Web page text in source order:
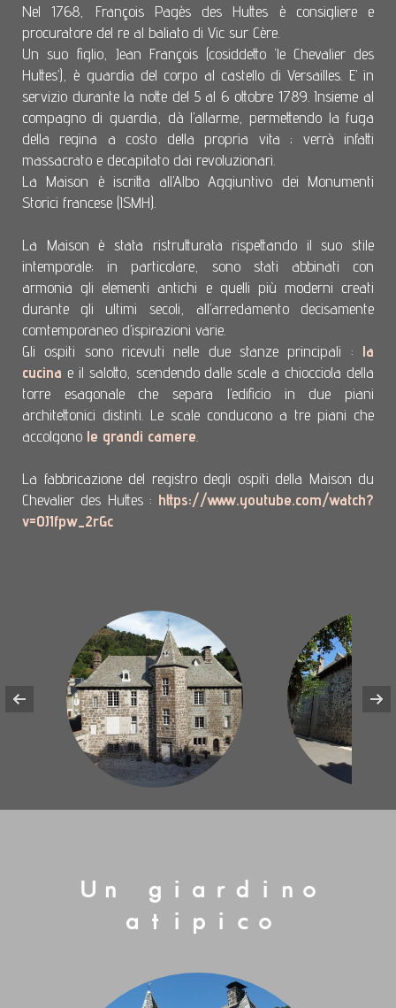
Nel 1768, François Pagès des Huttes è consigliere e
procuratore del re al baliato di Vic sur Cère.
Un suo figlio, Jean François (cosiddetto ‘le Chevalier des
Huttes’), è guardia del corpo al castello di Versailles. E’ in
servizio durante la notte del 5 al 6 ottobre 1789. Insieme al
compagno di guardia, dà l’allarme, permettendo la fuga
della regina a costo della propria vita ; verrà infatti
massacrato e decapitato dai revoluzionari.
La Maison è iscritta all’Albo Aggiuntivo dei Monumenti
Storici francese (ISMH).
La Maison è stata ristrutturata rispettando il suo stile
intemporale; in particolare, sono stati abbinati con
armonia gli elementi antichi e quelli più moderni creati
durante gli ultimi secoli, all’arredamento decisamente
comtemporaneo d’ispirazioni varie.
Gli ospiti sono ricevuti nelle due stanze principali : la
cucina e il salotto, scendendo dalle scale a chiocciola della
torre esagonale che separa l’edificio in due piani
architettonici distinti. Le scale conducono a tre piani che
accolgono le grandi camere
La fabbricazione del registro degli ospiti della Maison du
Chevalier des Huttes : https://www.youtube.com/watch?
v=0J1fpw_2rGc
Un giardino
atipico